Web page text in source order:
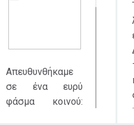
Απευθυνθήκαμε
σε ένα ευρύ
φάσμα κοινού: